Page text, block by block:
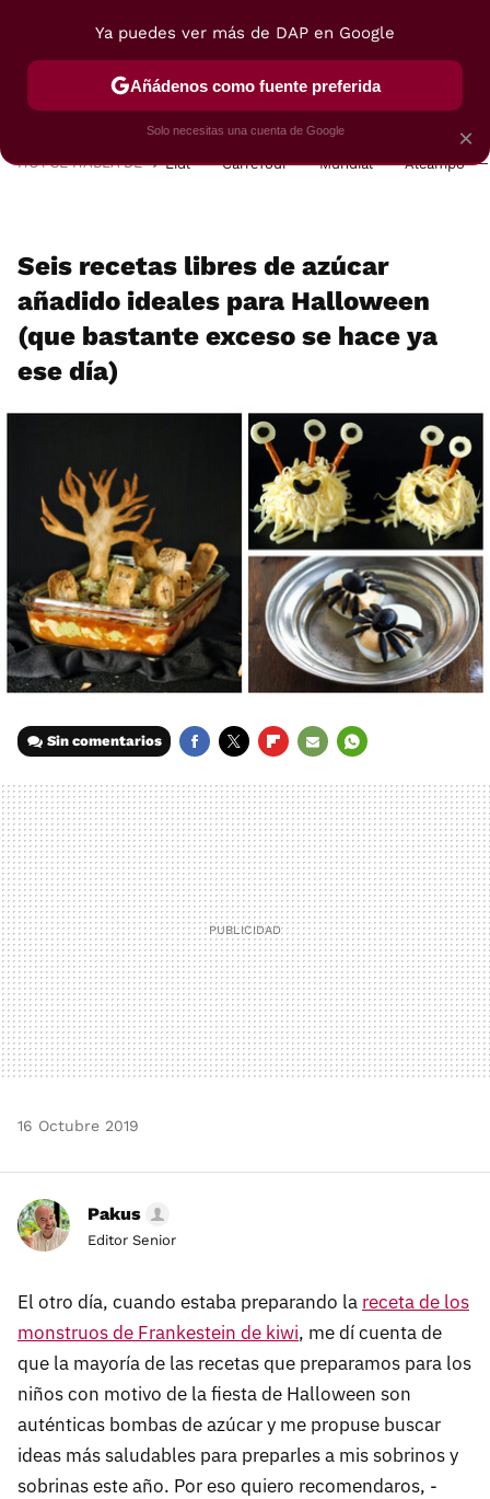
POSTRES VIAJES SELECCIÓN VEGUI
HOY SE HABLA DE Lidl Carrefour Mundial Alcampo
Seis recetas libres de azúcar
añadido ideales para Halloween
(que bastante exceso se hace ya
ese día)
Sin comentarios
MAIL
16 Octubre 2019
Pakus
Editor Senior
El otro día, cuando estaba preparando la receta de los
monstruos de Frankestein de kiwi, me dí cuenta de
que la mayoría de las recetas que preparamos para los
niños con motivo de la fiesta de Halloween son
auténticas bombas de azúcar y me propuse buscar
ideas más saludables para preparles a mis sobrinos y
sobrinas este año. Por eso quiero recomendaros, -
×
Ya puedes ver más de DAP en Google
Añádenos como fuente preferida
Solo necesitas una cuenta de Google